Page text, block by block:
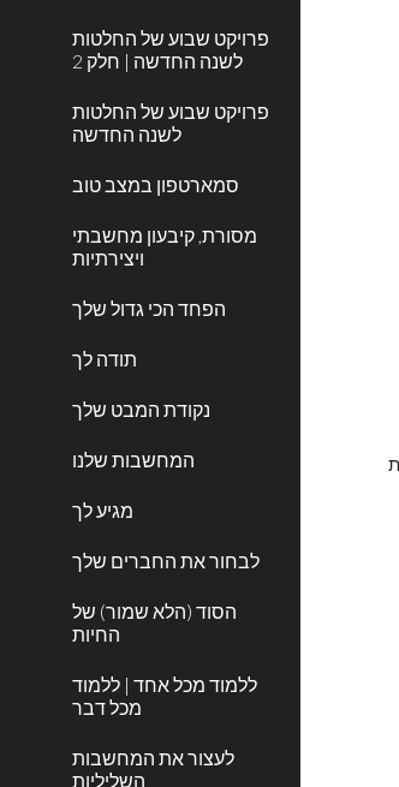
פרויקט שבוע של החלטות
לשנה החדשה | חלק 2
פרויקט שבוע של החלטות
לשנה החדשה
סמארטפון במצב טוב
מסורת, קיבעון מחשבתי
ויצירתיות
הפחד הכי גדול שלך
תודה לך
נקודת המבט שלך
המחשבות שלנו
מגיע לך
לבחור את החברים שלך
הסוד (הלא שמור) של
החיות
ללמוד מכל אחד | ללמוד
מכל דבר
לעצור את המחשבות
השליליות